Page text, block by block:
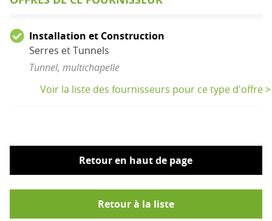
Installation et Construction
Serres et Tunnels
Tunnel, multichapelle
Voir la liste des fournisseurs pour ce type d'offre >
Retour en haut de page
Retour à la liste